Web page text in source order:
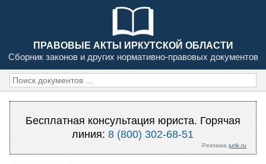
ПРАВОВЫЕ АКТЫ ИРКУТСКОЙ ОБЛАСТИ
Сборник законов и других нормативно-правовых документов
Бесплатная консультация юриста. Горячая
линия:8 (800) 302-68-51
Реклама jurik.ru